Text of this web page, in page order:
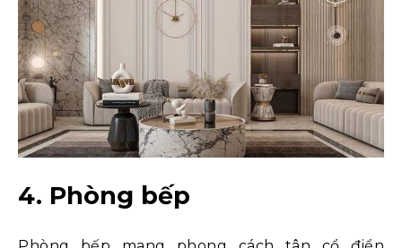
4. Phòng bếp